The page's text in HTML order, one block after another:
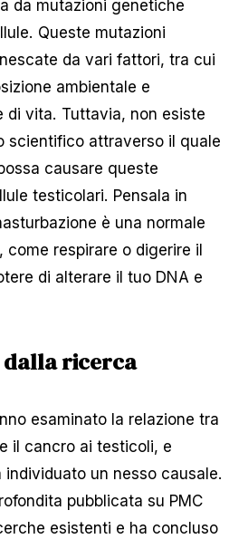
da mutazioni genetiche
Queste mutazioni
da vari fattori, tra cui
ambientale e
di vita. Tuttavia, non esiste
scientifico attraverso il quale
causare queste
testicolari. Pensala in
è una normale
come respirare o digerire il
di alterare il tuo DNA e
dalla ricerca
esaminato la relazione tra
il cancro ai testicoli, e
individuato un nesso causale.
pubblicata su PMC
esistenti e ha concluso